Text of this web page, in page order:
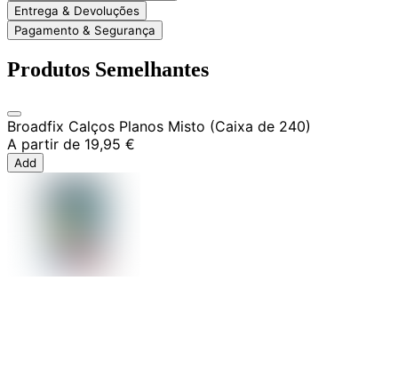
Entrega & Devoluções
Pagamento & Segurança
Produtos Semelhantes
Broadfix Calços Planos Misto (Caixa de 240)
A partir de 19,95 €
Add